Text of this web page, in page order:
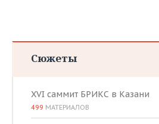
Сюжеты
XVI саммит БРИКС в Казани
499 МАТЕРИАЛОВ